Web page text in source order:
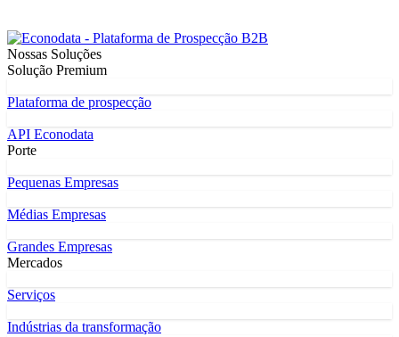
Nossas Soluções
Solução Premium
Plataforma de prospecção
API Econodata
Porte
Pequenas Empresas
Médias Empresas
Grandes Empresas
Mercados
Serviços
Indústrias da transformação